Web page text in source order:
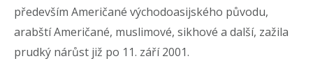
především Američané východoasijského původu,
arabští Američané, muslimové, sikhové a další, zažila
prudký nárůst již po 11. září 2001.